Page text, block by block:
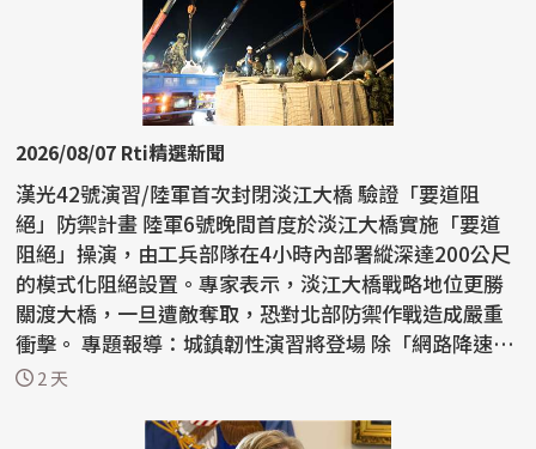
2026/08/07 Rti精選新聞
漢光42號演習/陸軍首次封閉淡江大橋 驗證「要道阻
絕」防禦計畫 陸軍6號晚間首度於淡江大橋實施「要道
阻絕」操演，由工兵部隊在4小時內部署縱深達200公尺
的模式化阻絕設置。專家表示，淡江大橋戰略地位更勝
關渡大橋，一旦遭敵奪取，恐對北部防禦作戰造成嚴重
衝擊。 專題報導：城鎮韌性演習將登場 除「網路降速、
躲3...
2 天